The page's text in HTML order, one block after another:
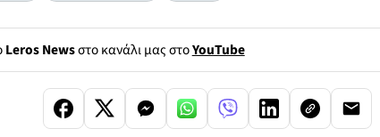
Leros Newsστο κανάλι μας στοYouTube